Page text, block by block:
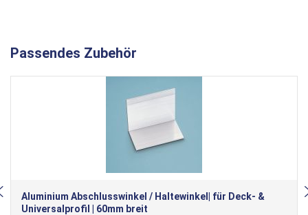
Passendes Zubehör
Aluminium Abschlusswinkel / Haltewinkel| für Deck- &
Universalprofil | 60mm breit